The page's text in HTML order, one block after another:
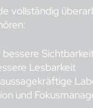
vollständig
Lesbarkeit
und